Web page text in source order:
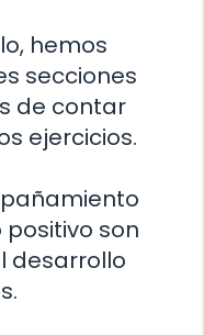
hemos
secciones
de contar
ejercicios.
son
desarrollo